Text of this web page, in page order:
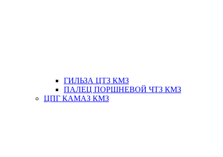
ГИЛЬЗА ЦТЗ КМЗ
ПАЛЕЦ ПОРШНЕВОЙ ЧТЗ КМЗ
ЦПГ КАМАЗ КМЗ